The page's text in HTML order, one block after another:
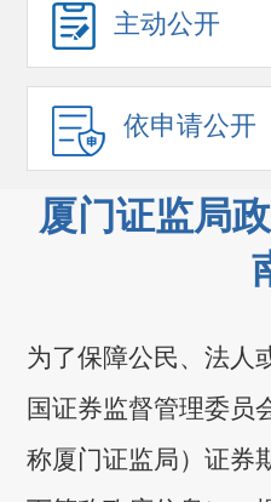
主动公开
依申请公开
厦门证监局
为了保障公民、法人
国证券监督管理委员
称厦门证监局）证券